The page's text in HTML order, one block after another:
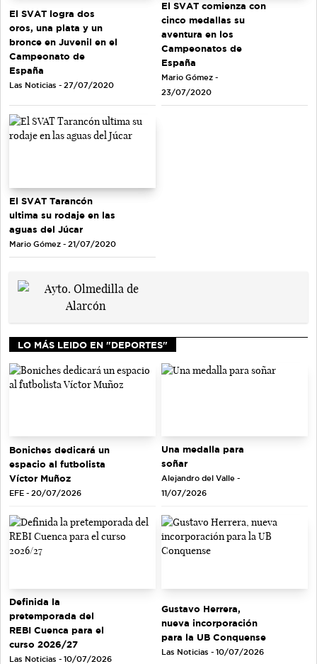
El SVAT logra dos
oros, una plata y un
bronce en Juvenil en el
Campeonato de
España
Las Noticias - 27/07/2020
El SVAT comienza con
cinco medallas su
aventura en los
Campeonatos de
España
Mario Gómez -
23/07/2020
El SVAT Tarancón
ultima su rodaje en las
aguas del Júcar
Mario Gómez - 21/07/2020
LO MÁS LEIDO EN "DEPORTES"
Boniches dedicará un
espacio al futbolista
Víctor Muñoz
EFE - 20/07/2026
Una medalla para
soñar
Alejandro del Valle -
11/07/2026
Definida la
pretemporada del
REBI Cuenca para el
curso 2026/27
Las Noticias - 10/07/2026
Gustavo Herrera,
nueva incorporación
para la UB Conquense
Las Noticias - 10/07/2026